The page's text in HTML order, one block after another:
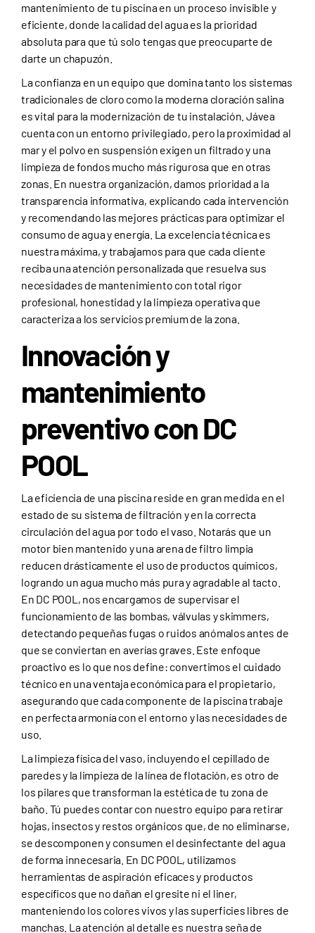
mantenimiento de tu piscina en un proceso invisible y
eficiente, donde la calidad del agua es la prioridad
absoluta para que tú solo tengas que preocuparte de
darte un chapuzón.
La confianza en un equipo que domina tanto los sistemas
tradicionales de cloro como la moderna cloración salina
es vital para la modernización de tu instalación. Jávea
cuenta con un entorno privilegiado, pero la proximidad al
mar y el polvo en suspensión exigen un filtrado y una
limpieza de fondos mucho más rigurosa que en otras
zonas. En nuestra organización, damos prioridad a la
transparencia informativa, explicando cada intervención
y recomendando las mejores prácticas para optimizar el
consumo de agua y energía. La excelencia técnica es
nuestra máxima, y trabajamos para que cada cliente
reciba una atención personalizada que resuelva sus
necesidades de mantenimiento con total rigor
profesional, honestidad y la limpieza operativa que
caracteriza a los servicios premium de la zona.
Innovación y
mantenimiento
preventivo con DC
POOL
La eficiencia de una piscina reside en gran medida en el
estado de su sistema de filtración y en la correcta
circulación del agua por todo el vaso. Notarás que un
motor bien mantenido y una arena de filtro limpia
reducen drásticamente el uso de productos químicos,
logrando un agua mucho más pura y agradable al tacto.
En DC POOL, nos encargamos de supervisar el
funcionamiento de las bombas, válvulas y skimmers,
detectando pequeñas fugas o ruidos anómalos antes de
que se conviertan en averías graves. Este enfoque
proactivo es lo que nos define: convertimos el cuidado
técnico en una ventaja económica para el propietario,
asegurando que cada componente de la piscina trabaje
en perfecta armonía con el entorno y las necesidades de
uso.
La limpieza física del vaso, incluyendo el cepillado de
paredes y la limpieza de la línea de flotación, es otro de
los pilares que transforman la estética de tu zona de
baño. Tú puedes contar con nuestro equipo para retirar
hojas, insectos y restos orgánicos que, de no eliminarse,
se descomponen y consumen el desinfectante del agua
de forma innecesaria. En DC POOL, utilizamos
herramientas de aspiración eficaces y productos
específicos que no dañan el gresite ni el liner,
manteniendo los colores vivos y las superficies libres de
manchas. La atención al detalle es nuestra seña de